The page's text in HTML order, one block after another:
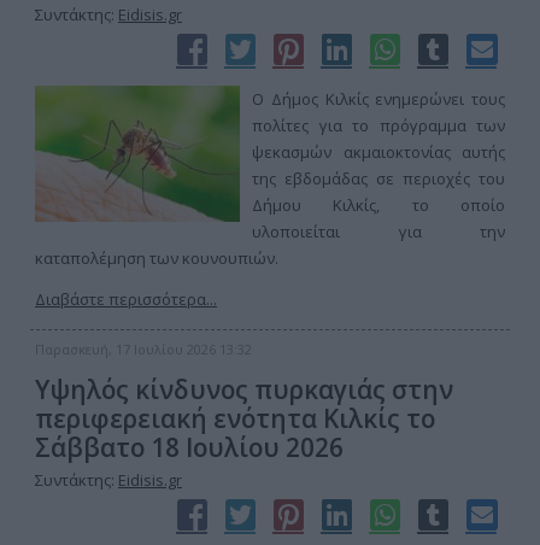
Συντάκτης: Eidisis.gr
Ο Δήμος Κιλκίς ενημερώνει τους
πολίτες για το πρόγραμμα των
ψεκασμών ακμαιοκτονίας αυτής
της εβδομάδας σε περιοχές του
Δήμου Κιλκίς, το οποίο
υλοποιείται για την
καταπολέμηση των κουνουπιών.
Διαβάστε περισσότερα...
Παρασκευή, 17 Ιουλίου 2026 13:32
Υψηλός κίνδυνος πυρκαγιάς στην
περιφερειακή ενότητα Κιλκίς το
Σάββατο 18 Ιουλίου 2026
Συντάκτης: Eidisis.gr